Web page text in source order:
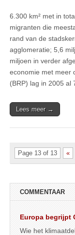
6.300 km² met in
migranten die
rand van de
agglomeratie; 5,6
miljoen in verder
economie met meer
(BRP) lag in 2005 al
Lees meer →
Page 13 of 13 «
COMMENTAAR
Europa begrijpt
Wie het